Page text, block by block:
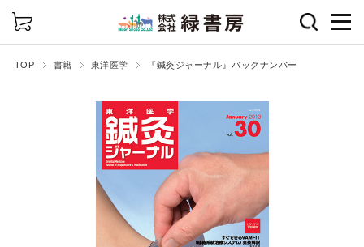
詳細検索
TOP 書籍 東洋医学 『鍼灸ジャーナル』バックナンバー